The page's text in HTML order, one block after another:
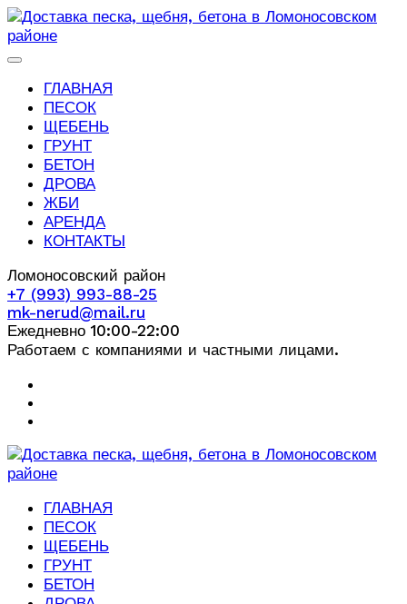
ГЛАВНАЯ
ПЕСОК
ЩЕБЕНЬ
ГРУНТ
БЕТОН
ДРОВА
ЖБИ
АРЕНДА
КОНТАКТЫ
Ломоносовский район
+7 (993) 993-88-25
mk-nerud@mail.ru
Ежедневно 10:00-22:00
Работаем с компаниями и частными лицами.
ГЛАВНАЯ
ПЕСОК
ЩЕБЕНЬ
ГРУНТ
БЕТОН